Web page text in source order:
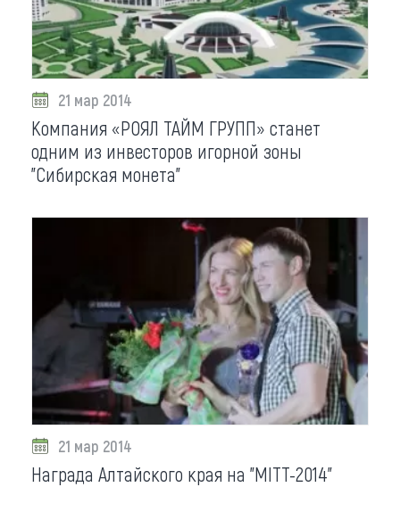
21 мар 2014
Компания «РОЯЛ ТАЙМ ГРУПП» станет
одним из инвесторов игорной зоны
"Сибирская монета"
21 мар 2014
Награда Алтайского края на "MITT-2014"